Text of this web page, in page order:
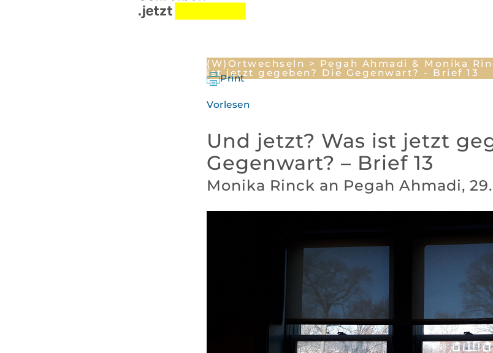
(W)Ortwechseln > Pegah Ahmadi & Monika
ist jetzt gegeben? Die Gegenwart? - Brief 13
Print
Vorlesen
Und jetzt? Was ist jetzt
Gegenwart? – Brief 13
Monika Rinck an Pegah Ahmadi,